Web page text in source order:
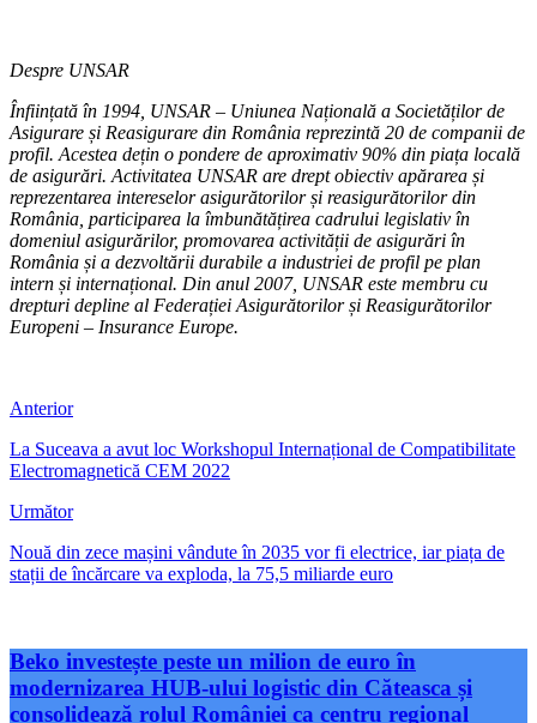
Despre UNSAR
Înființată în 1994, UNSAR – Uniunea Națională a Societăților de
Asigurare și Reasigurare din România reprezintă 20 de companii de
profil. Acestea dețin o pondere de aproximativ 90% din piața locală
de asigurări. Activitatea UNSAR are drept obiectiv apărarea și
reprezentarea intereselor asigurătorilor și reasigurătorilor din
România, participarea la îmbunătățirea cadrului legislativ în
domeniul asigurărilor, promovarea activității de asigurări în
România și a dezvoltării durabile a industriei de profil pe plan
intern și internațional. Din anul 2007, UNSAR este membru cu
drepturi depline al Federației Asigurătorilor și Reasigurătorilor
Europeni – Insurance Europe.
Anterior
La Suceava a avut loc Workshopul Internațional de Compatibilitate
Electromagnetică CEM 2022
Următor
Nouă din zece mașini vândute în 2035 vor fi electrice, iar piața de
stații de încărcare va exploda, la 75,5 miliarde euro
Beko investește peste un milion de euro în
modernizarea HUB-ului logistic din Căteasca și
consolidează rolul României ca centru regional